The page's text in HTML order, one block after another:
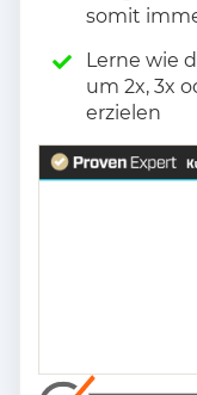
somit
Lerne wie
um 2x, 3x
erzielen